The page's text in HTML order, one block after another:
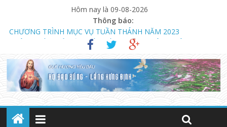
Hôm nay là 09-08-2026
Thông báo:
CHƯƠNG TRÌNH MỤC VỤ TUẦN THÁNH NĂM 2023
THÔNG BÁO MỞ LỚP GIÁO LÝ DỰ TÒNG HÔN NHÂN
NGÀY 13.08.2023 KHAI GIẢNG KHÓA GIÁO LÝ DỰ TÒNG VÀ
HÔN NHÂN (LÚC 18 GIỜ)